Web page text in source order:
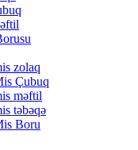
zolaq
Çubuq
məftil
təbəqə
Boru